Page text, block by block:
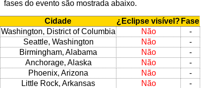
fases do evento são mostrada abaixo.
Cidade ¿Eclipse visível? Fase
Washington, District of Columbia
Não
-
Seattle, Washington
Não
-
Birmingham, Alabama
Não
-
Anchorage, Alaska
Não
-
Phoenix, Arizona
Não
-
Little Rock, Arkansas
Não
-